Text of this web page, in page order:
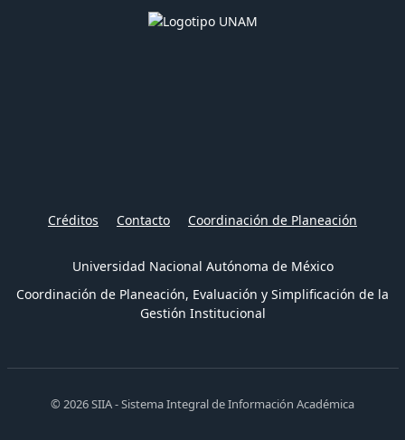
Créditos Contacto Coordinación de Planeación
Universidad Nacional Autónoma de México
Coordinación de Planeación, Evaluación y Simplificación de la
Gestión Institucional
© 2026 SIIA - Sistema Integral de Información Académica